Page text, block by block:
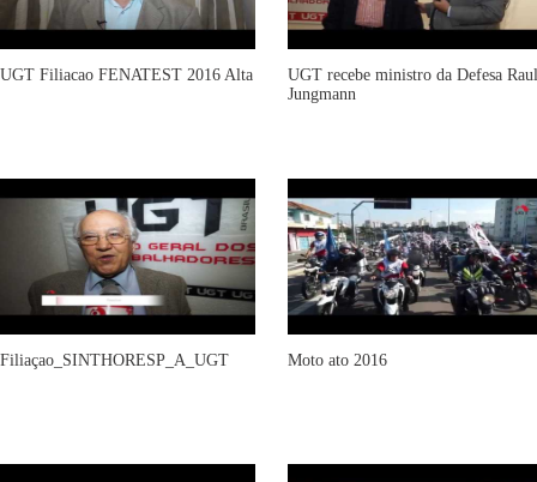
UGT Filiacao FENATEST 2016 Alta
UGT recebe ministro da Defesa Raul
Jungmann
Filiaçao_SINTHORESP_A_UGT Moto ato 2016